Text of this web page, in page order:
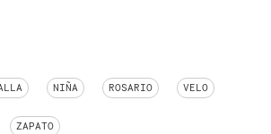
NIÑA ROSARIO VELO
ZAPATO